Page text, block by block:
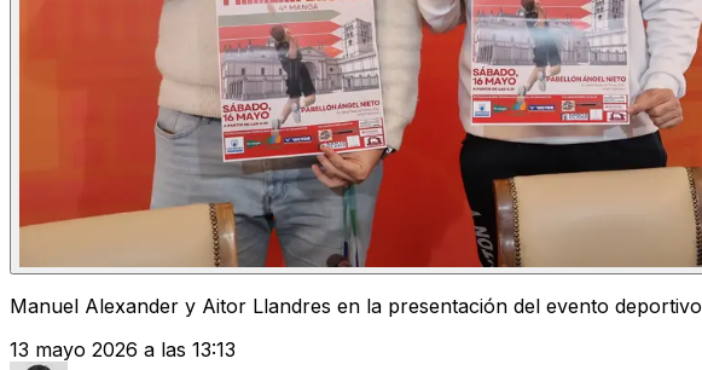
Manuel Alexander y Aitor Llandres en la presentación del evento deportivo
13 mayo 2026 a las 13:13